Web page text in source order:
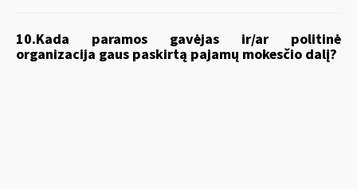
10.Kada paramos gavėjas ir/ar politinė
organizacija gaus paskirtą pajamų mokesčio dalį?